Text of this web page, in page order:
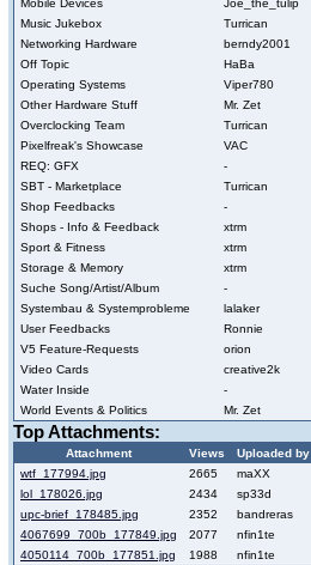
Mobile Devices Joe_the_tulip
Music Jukebox
Turrican
Networking Hardware
berndy2001
Off Topic
HaBa
Operating Systems
Viper780
Other Hardware Stuff
Mr. Zet
Overclocking Team
Turrican
Pixelfreak's Showcase
VAC
REQ: GFX
-
SBT - Marketplace
Turrican
Shop Feedbacks
-
Shops - Info & Feedback
xtrm
Sport & Fitness
xtrm
Storage & Memory
xtrm
Suche Song/Artist/Album
-
Systembau & Systemprobleme
lalaker
User Feedbacks
Ronnie
V5 Feature-Requests
orion
Video Cards
creative2k
Water Inside
-
World Events & Politics
Mr. Zet
Top Attachments:
Attachment Views
Uploaded by
wtf_177994.jpg
2665
maXX
lol_178026.jpg
2434
sp33d
upc-brief_178485.jpg
2352
bandreras
4067699_700b_177849.jpg
2077
nfin1te
4050114_700b_177851.jpg
1988 nfin1te